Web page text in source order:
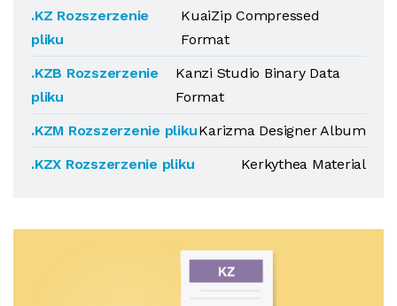
.KZ Rozszerzenie
pliku
KuaiZip Compressed
Format
.KZB Rozszerzenie
pliku
Kanzi Studio Binary Data
Format
.KZM Rozszerzenie plikuKarizma Designer Album
.KZX Rozszerzenie pliku
Kerkythea Material